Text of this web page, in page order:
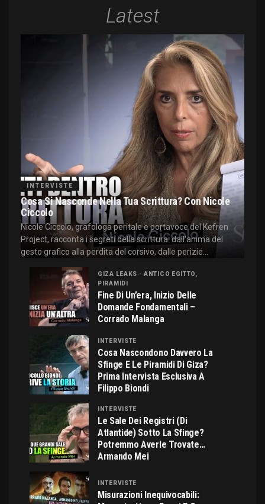
Latest
INTERVISTE
Cosa Si Nasconde Nella Tua Scrittura? Con Nicole
Ciccolo
Nicole Ciccolo, grafologa peritale e portavoce del Kefren
Project, racconta i segreti della scrittura: dall'anima del
gesto grafico alla perdita del corsivo, dalle perizie...
GIZA LEAKS - ANTICO EGITTO,
PIRAMIDI
Fine Di Un’era, Inizio Delle
Domande Fondamentali –
Corrado Malanga
INTERVISTE
Cosa Nascondono Davvero La
Sfinge E Le Piramidi Di Giza?
Prima Intervista Esclusiva A
Filippo Biondi
INTERVISTE
Le Sale Dei Registri (di
Atlantide) Sotto La Sfinge?
Potremmo Averle Trovate…
Armando Mei
INTERVISTE
Misurazioni Inequivocabili: